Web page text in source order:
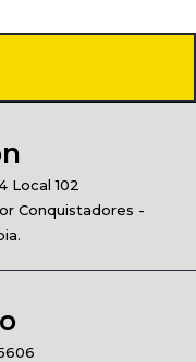
Local 102
Conquistadores -